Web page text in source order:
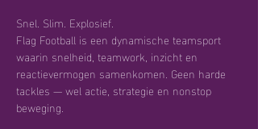
Snel. Slim. Explosief.
Flag Football is een dynamische teamsport
waarin snelheid, teamwork, inzicht en
reactievermogen samenkomen. Geen harde
tackles — wel actie, strategie en nonstop
beweging.